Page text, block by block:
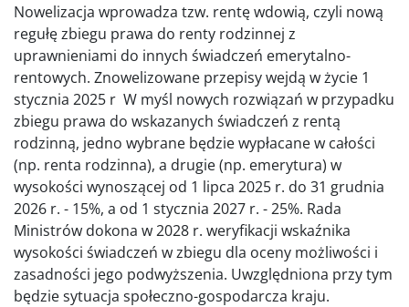
Nowelizacja wprowadza tzw. rentę wdowią, czyli nową
regułę zbiegu prawa do renty rodzinnej z
uprawnieniami do innych świadczeń emerytalno-
rentowych. Znowelizowane przepisy wejdą w życie 1
stycznia 2025 r W myśl nowych rozwiązań w przypadku
zbiegu prawa do wskazanych świadczeń z rentą
rodzinną, jedno wybrane będzie wypłacane w całości
(np. renta rodzinna), a drugie (np. emerytura) w
wysokości wynoszącej od 1 lipca 2025 r. do 31 grudnia
2026 r. - 15%, a od 1 stycznia 2027 r. - 25%. Rada
Ministrów dokona w 2028 r. weryfikacji wskaźnika
wysokości świadczeń w zbiegu dla oceny możliwości i
zasadności jego podwyższenia. Uwzględniona przy tym
będzie sytuacja społeczno-gospodarcza kraju.